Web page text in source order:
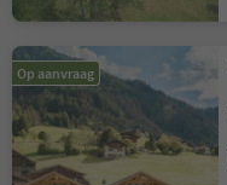
Op aanvraag